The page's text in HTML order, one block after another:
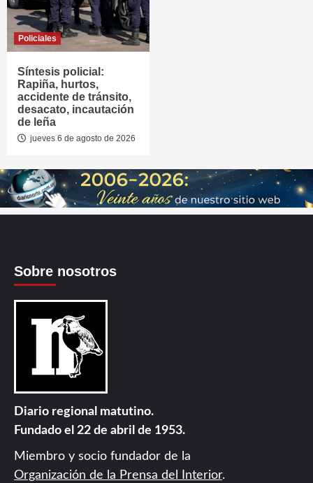
Policiales
Síntesis policial:
Rapiña, hurtos,
accidente de tránsito,
desacato, incautación
de leña
jueves 6 de agosto de 2026
Sobre nosotros
Diario regional matutino.
Fundado el 22 de abril de 1953.
Miembro y socio fundador de la
Organización de la Prensa del Interior.